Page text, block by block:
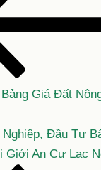
Giá Đất
Đầu Tư
Giới An Cư Lạc